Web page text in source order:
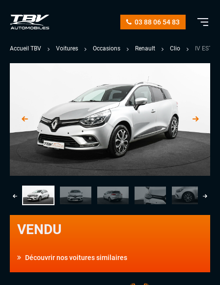
03 88 06 54 83
Accueil TBV Voitures Occasions Renault Clio IV
VENDU
Découvrir nos voitures similaires